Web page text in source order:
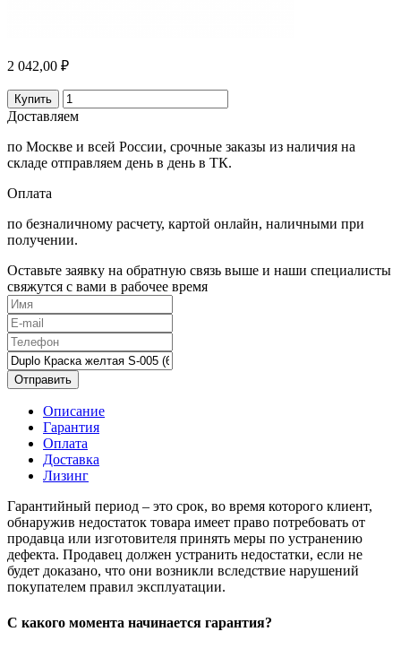
2 042,00 ₽
Купить
Доставляем
по Москве и всей России, срочные заказы из наличия на
складе отправляем день в день в ТК.
Оплата
по безналичному расчету, картой онлайн, наличными при
получении.
Оставьте заявку на обратную связь выше и наши специалисты
свяжутся с вами в рабочее время
Отправить
Описание
Гарантия
Оплата
Доставка
Лизинг
Гарантийный период – это срок, во время которого клиент,
обнаружив недостаток товара имеет право потребовать от
продавца или изготовителя принять меры по устранению
дефекта. Продавец должен устранить недостатки, если не
будет доказано, что они возникли вследствие нарушений
покупателем правил эксплуатации.
С какого момента начинается гарантия?